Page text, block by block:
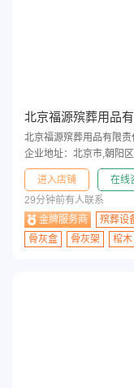
北京福源殡葬用品
北京福源殡葬用品有限
企业地址：北京市,朝阳区
进入店铺
在线
29分钟前有人联系
金牌服务商
殡葬设
骨灰盒
骨灰架 棺木